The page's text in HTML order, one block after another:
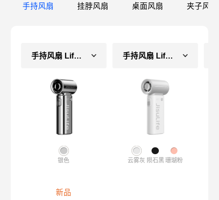
手持风扇 挂脖风扇 桌面风扇 夹子风扇
手持风扇 Life9-镜
银色
新品
手持风扇 Life9（常规款）
云雾灰 陨石黑 珊瑚粉